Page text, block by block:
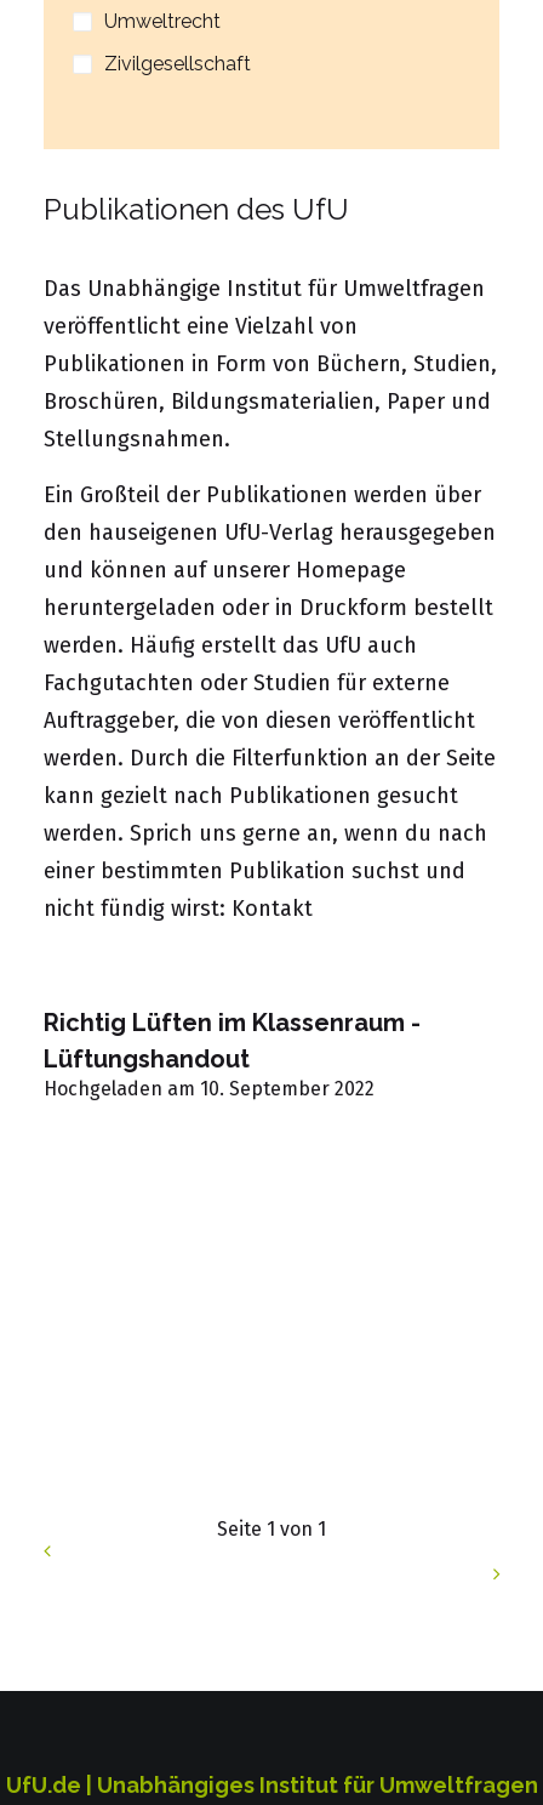
Publikationen des UfU
Das Unabhängige Institut für Umweltfragen
veröffentlicht eine Vielzahl von
Publikationen in Form von Büchern, Studien,
Broschüren, Bildungsmaterialien, Paper und
Stellungsnahmen.
Ein Großteil der Publikationen werden über
den hauseigenen UfU-Verlag herausgegeben
und können auf unserer Homepage
heruntergeladen oder in Druckform bestellt
werden. Häufig erstellt das UfU auch
Fachgutachten oder Studien für externe
Auftraggeber, die von diesen veröffentlicht
werden. Durch die Filterfunktion an der Seite
kann gezielt nach Publikationen gesucht
werden. Sprich uns gerne an, wenn du nach
einer bestimmten Publikation suchst und
nicht fündig wirst: Kontakt
Richtig Lüften im Klassenraum -
Lüftungshandout
Hochgeladen am 10. September 2022
Seite 1 von 1
Umweltrecht
Zivilgesellschaft
UfU.de | Unabhängiges Institut für Umweltfragen